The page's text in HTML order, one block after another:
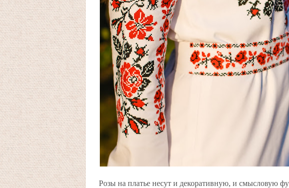
Розы на платье несут и декоративную, и смысловую